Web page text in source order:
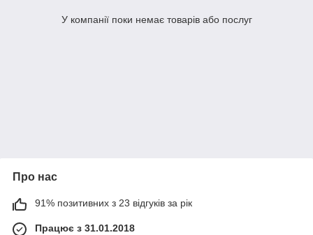
У компанії поки немає товарів або послуг
Про нас
91% позитивних з 23 відгуків за рік
Працює з 31.01.2018